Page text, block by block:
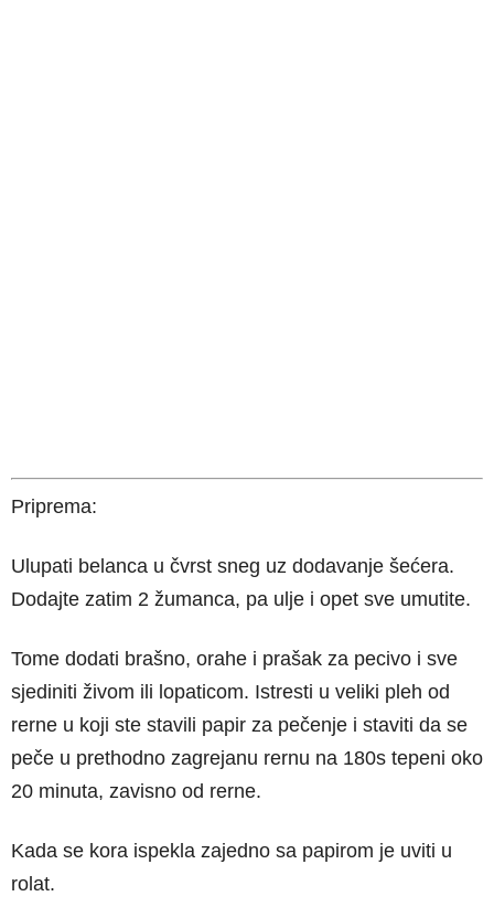
Priprema:
Ulupati belanca u čvrst sneg uz dodavanje šećera.
Dodajte zatim 2 žumanca, pa ulje i opet sve umutite.
Tome dodati brašno, orahe i prašak za pecivo i sve
sjediniti živom ili lopaticom. Istresti u veliki pleh od
rerne u koji ste stavili papir za pečenje i staviti da se
peče u prethodno zagrejanu rernu na 180s tepeni oko
20 minuta, zavisno od rerne.
Kada se kora ispekla zajedno sa papirom je uviti u
rolat.